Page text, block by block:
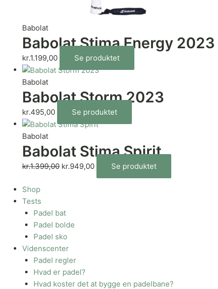
Babolat
Babolat Stima Energy 2023
kr.1.199,00 Se produktet
Babolat
Babolat Storm 2023
kr.495,00 Se produktet
Babolat
Babolat Stima Spirit
kr.1.399,00 kr.949,00 Se produktet
Shop
Tests
Padel bat
Padel bolde
Padel sko
Videnscenter
Padel regler
Hvad er padel?
Hvad koster det at bygge en padelbane?